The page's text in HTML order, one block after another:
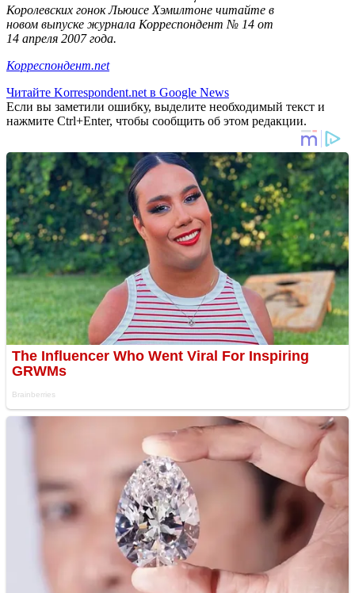
Королевских гонок Льюисе Хэмилтоне читайте в
новом выпуске журнала Корреспондент № 14 от
14 апреля 2007 года.
Корреспондент.net
Читайте Korrespondent.net в Google News
Если вы заметили ошибку, выделите необходимый текст и
нажмите Ctrl+Enter, чтобы сообщить об этом редакции.